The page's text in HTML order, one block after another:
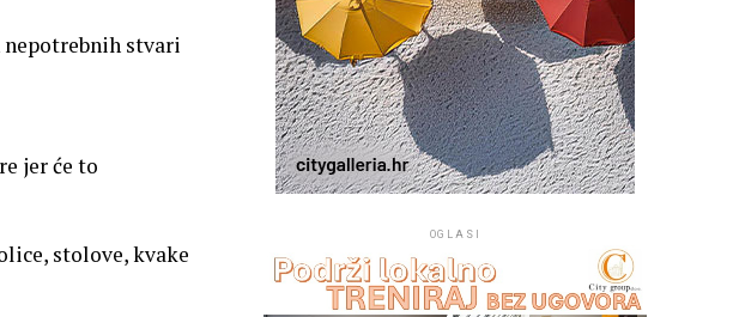
stvari
jer će to
stolove, kvake
OGLASI